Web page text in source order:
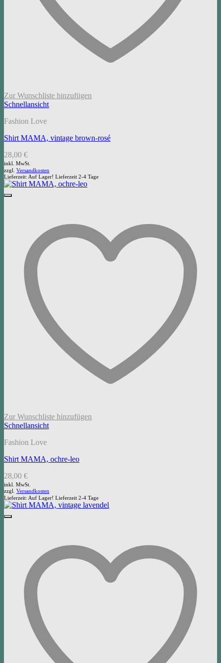
Zur Wunschliste hinzufügen
Schnellansicht
Fashion Love
Shirt MAMA, vintage brown-rosé
28,00 €
inkl. MwSt.
zzgl. Versandkosten
Lieferzeit: Auf Lager! Lieferzeit 2-4 Tage
Zur Wunschliste hinzufügen
Schnellansicht
Fashion Love
Shirt MAMA, ochre-leo
28,00 €
inkl. MwSt.
zzgl. Versandkosten
Lieferzeit: Auf Lager! Lieferzeit 2-4 Tage